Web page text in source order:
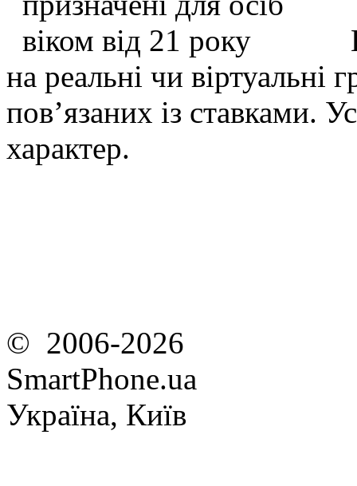
на реальні чи віртуальні
пов’язаних із ставками.
характер.
© 2006-2026
SmartPhone.ua
Україна, Київ